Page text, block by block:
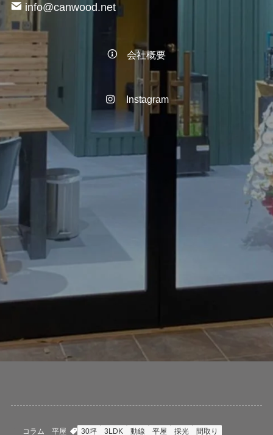
info@canwood.net
会社概要
Instagram
コラム 平屋 30坪 3LDK 動線 平屋 採光 間取り